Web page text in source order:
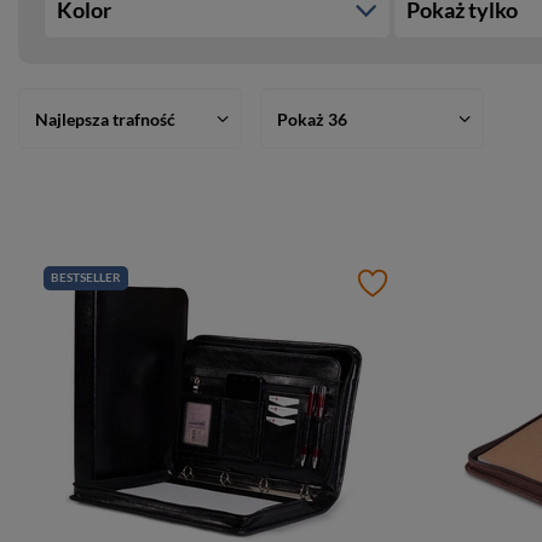
Kolor Pokaż tylko
Najlepsza trafność Pokaż 36
BESTSELLER